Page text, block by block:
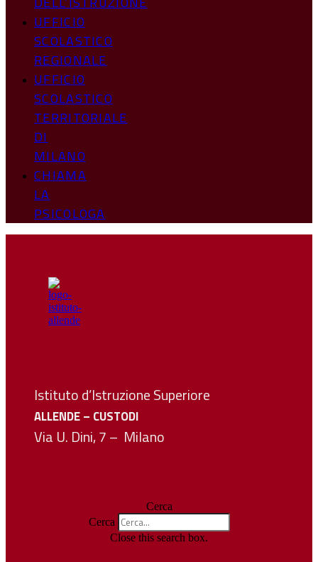
UFFICIO
SCOLASTICO
REGIONALE
UFFICIO
SCOLASTICO
TERRITORIALE
DI
MILANO
CHIAMA
LA
PSICOLOGA
Istituto d’Istruzione Superiore
ALLENDE – CUSTODI
Via U. Dini, 7 – Milano
Cerca
Cerca
Close this search box.